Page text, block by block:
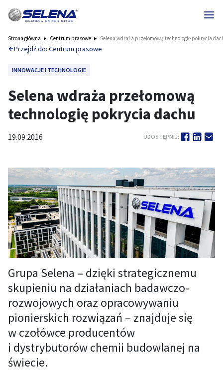
Strona główna Centrum prasowe Selena wdraża przełomową technologię pokrycia
Przejdź do: Centrum prasowe
INNOWACJE I TECHNOLOGIE
Selena wdraża przełomową
technologię pokrycia dachu
19.09.2016 UDOSTĘPNIJ:
Grupa Selena – dzięki strategicznemu
skupieniu na działaniach badawczo-
rozwojowych oraz opracowywaniu
pionierskich rozwiązań – znajduje się
w czołówce producentów
i dystrybutorów chemii budowlanej na
świecie.